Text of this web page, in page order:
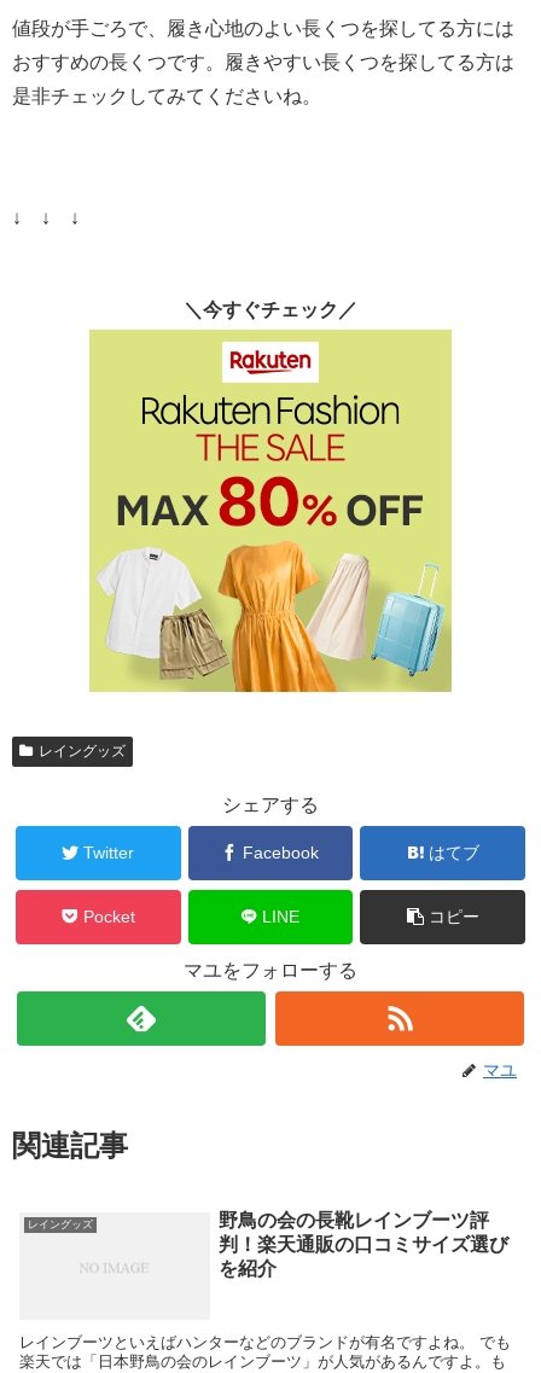
値段が手ごろで、履き心地のよい長くつを探してる方には
おすすめの長くつです。履きやすい長くつを探してる方は
是非チェックしてみてくださいね。
↓ ↓ ↓
＼今すぐチェック／
レイングッズ
シェアする
Twitter Facebook はてブ
Pocket LINE コピー
マユをフォローする
マユ
関連記事
レイングッズ
野鳥の会の長靴レインブーツ評
判！楽天通販の口コミサイズ選び
を紹介
レインブーツといえばハンターなどのブランドが有名ですよね。 でも
楽天では「日本野鳥の会のレインブーツ」が人気があるんですよ。も